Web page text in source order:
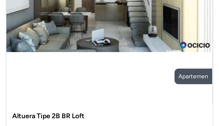
Apartemen
Altuera Tipe 2B BR Loft